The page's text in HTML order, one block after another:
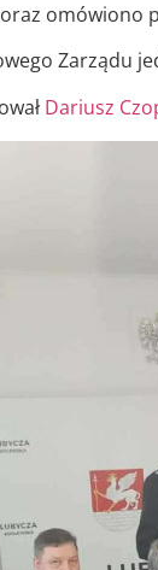
omówiono
Zarządu
Dariusz